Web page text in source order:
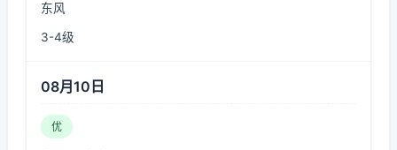
东风
3-4级
08月10日
优